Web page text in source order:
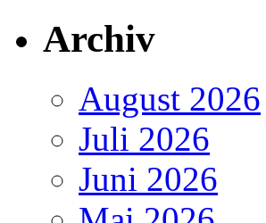
Archiv
August 2026
Juli 2026
Juni 2026